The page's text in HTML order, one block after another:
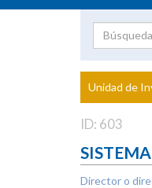
Unidad de
ID: 603
Director o